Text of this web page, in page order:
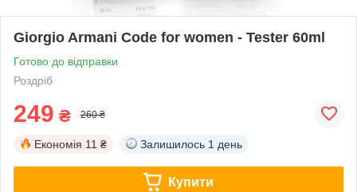
Giorgio Armani Code for women - Tester 60ml
Готово до відправки
Роздріб
249 ₴ 260 ₴
Економія 11 ₴ Залишилось 1 день
Купити